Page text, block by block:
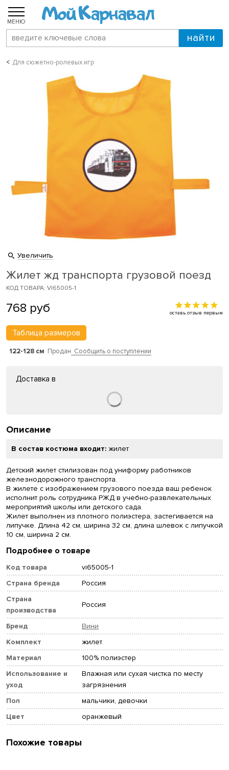
МЕНЮ
Для сюжетно-ролевых игр
Увеличить
Жилет жд транспорта грузовой поезд
КОД ТОВАРА: VI65005-1
768 руб оставь отзыв первым
Таблица размеров
122-128 см Продан Сообщить о поступлении
Доставка в
Описание
В состав костюма входит: жилет
Детский жилет стилизован под униформу работников
железнодорожного транспорта.
В жилете с изображением грузового поезда ваш ребенок
исполнит роль сотрудника РЖД в учебно-развлекательных
мероприятий школы или детского сада.
Жилет выполнен из плотного полиэстера, застегивается на
липучке. Длина 42 см, ширина 32 см, длина шлевок с липучкой
10 см, ширина 2 см.
Подробнее о товаре
Код товара
vi65005-1
Страна бренда
Россия
Страна
производства
Россия
Бренд
Вини
Комплект
жилет
Материал
100% полиэстер
Использование и
уход
Влажная или сухая чистка по месту
загрязнения
Пол
мальчики, девочки
Цвет
оранжевый
Похожие товары